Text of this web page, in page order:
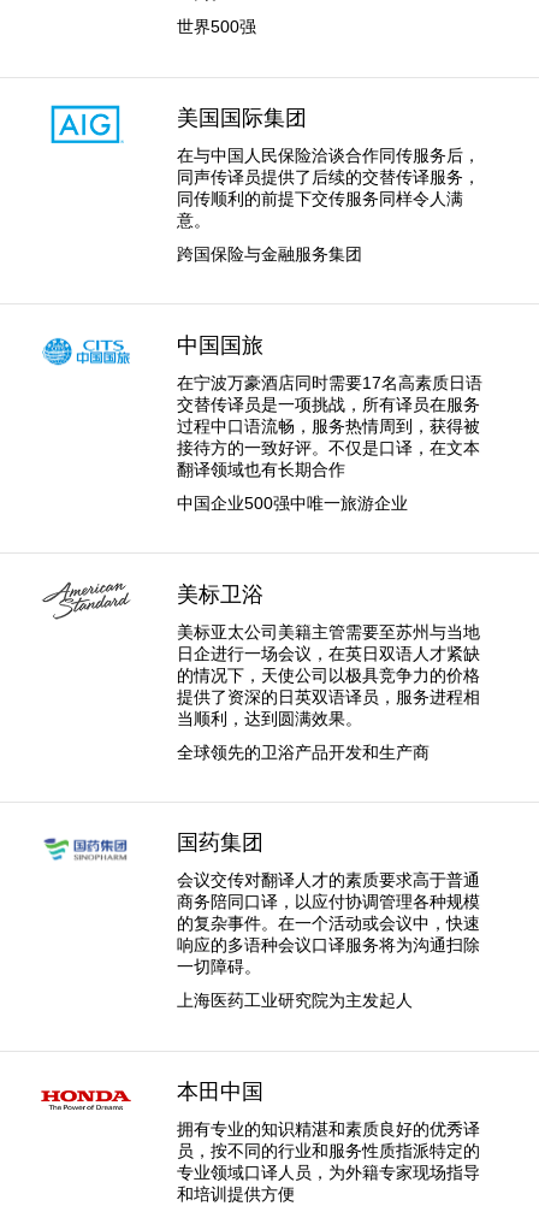
世界500强
美国国际集团
在与中国人民保险洽谈合作同传服务后，
同声传译员提供了后续的交替传译服务，
同传顺利的前提下交传服务同样令人满
意。
跨国保险与金融服务集团
中国国旅
在宁波万豪酒店同时需要17名高素质日语
交替传译员是一项挑战，所有译员在服务
过程中口语流畅，服务热情周到，获得被
接待方的一致好评。不仅是口译，在文本
翻译领域也有长期合作
中国企业500强中唯一旅游企业
美标卫浴
美标亚太公司美籍主管需要至苏州与当地
日企进行一场会议，在英日双语人才紧缺
的情况下，天使公司以极具竞争力的价格
提供了资深的日英双语译员，服务进程相
当顺利，达到圆满效果。
全球领先的卫浴产品开发和生产商
国药集团
会议交传对翻译人才的素质要求高于普通
商务陪同口译，以应付协调管理各种规模
的复杂事件。在一个活动或会议中，快速
响应的多语种会议口译服务将为沟通扫除
一切障碍。
上海医药工业研究院为主发起人
本田中国
拥有专业的知识精湛和素质良好的优秀译
员，按不同的行业和服务性质指派特定的
专业领域口译人员，为外籍专家现场指导
和培训提供方便